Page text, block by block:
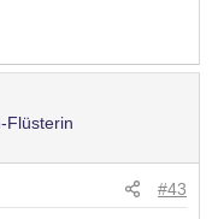
Flüsterin
#43